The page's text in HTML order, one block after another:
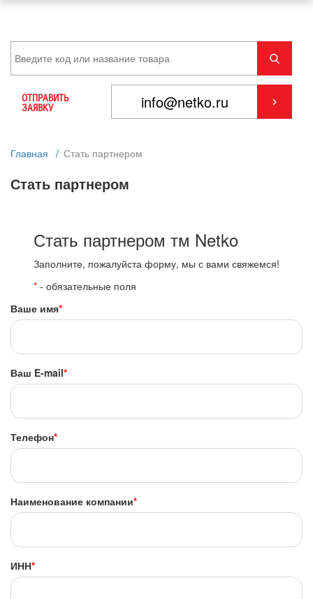
ОТПРАВИТЬ
ЗАЯВКУ
Главная / Стать партнером
Стать партнером
Стать партнером тм Netko
Заполните, пожалуйста форму, мы с вами свяжемся!
* - обязательные поля
Ваше имя*
Ваш E-mail*
Телефон*
Наименование компании*
ИНН*